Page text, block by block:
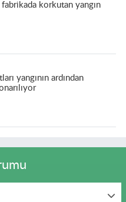
fabrikada korkutan yangın
yangının ardından